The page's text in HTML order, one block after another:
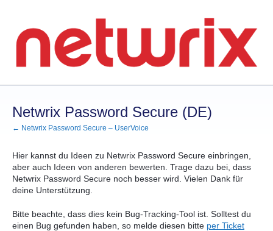
springen
Netwrix Password Secure (DE)
← Netwrix Password Secure – UserVoice
Hier kannst du Ideen zu Netwrix Password Secure einbringen,
aber auch Ideen von anderen bewerten. Trage dazu bei, dass
Netwrix Password Secure noch besser wird. Vielen Dank für
deine Unterstützung.
Bitte beachte, dass dies kein Bug-Tracking-Tool ist. Solltest du
einen Bug gefunden haben, so melde diesen bitte per Ticket